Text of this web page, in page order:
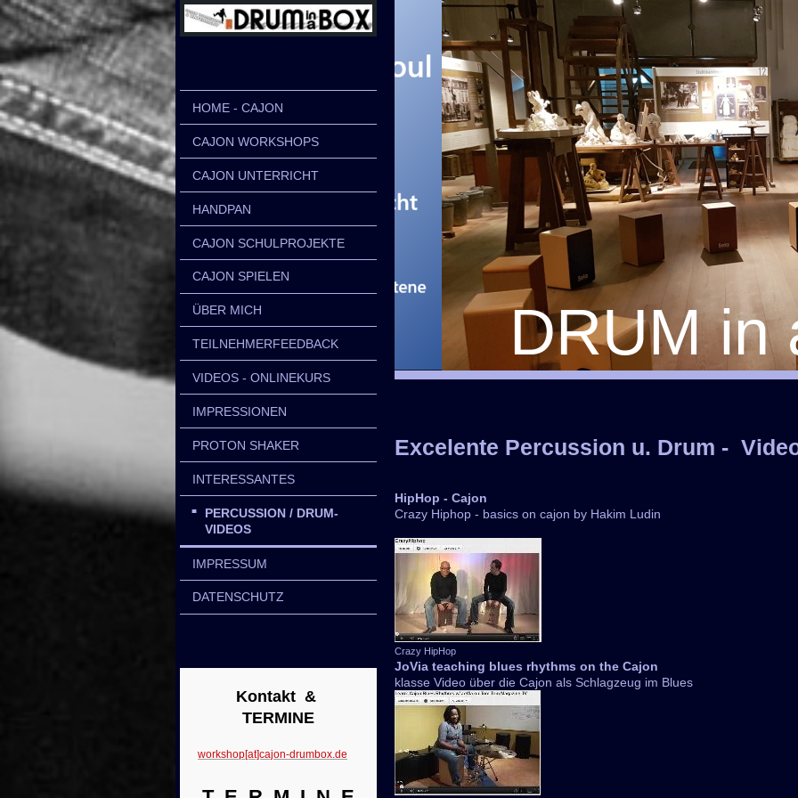
HOME - CAJON
CAJON WORKSHOPS
CAJON UNTERRICHT
HANDPAN
CAJON SCHULPROJEKTE
CAJON SPIELEN
ÜBER MICH
TEILNEHMERFEEDBACK
VIDEOS - ONLINEKURS
IMPRESSIONEN
PROTON SHAKER
INTERESSANTES
PERCUSSION / DRUM-
VIDEOS
IMPRESSUM
DATENSCHUTZ
Kontakt &
TERMINE
workshop[at]cajon-drumbox.de
DRUM in
Excelente Percussion u. Drum -
HipHop - Cajon
Crazy Hiphop - basics on cajon by Hakim Ludin
Crazy HipHop
JoVia teaching blues rhythms on the Cajon
klasse Video über die Cajon als Schlagzeug im Blues